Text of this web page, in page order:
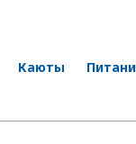
Каюты